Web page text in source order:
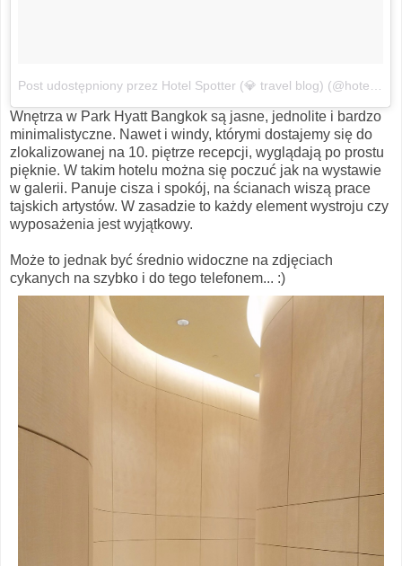
Post udostępniony przez Hotel Spotter (💎 travel blog) (@hotelspotter)
Wnętrza w Park Hyatt Bangkok są jasne, jednolite i bardzo
minimalistyczne. Nawet i windy, którymi dostajemy się do
zlokalizowanej na 10. piętrze recepcji, wyglądają po prostu
pięknie. W takim hotelu można się poczuć jak na wystawie
w galerii. Panuje cisza i spokój, na ścianach wiszą prace
tajskich artystów. W zasadzie to każdy element wystroju czy
wyposażenia jest wyjątkowy.
Może to jednak być średnio widoczne na zdjęciach
cykanych na szybko i do tego telefonem... :)